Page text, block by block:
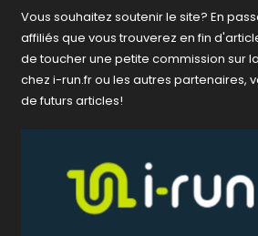
Vous souhaitez soutenir le site? En
affiliés que vous trouverez en fin
de toucher une petite commission sur
chez i-run.fr ou les autres partenaires,
de futurs articles!